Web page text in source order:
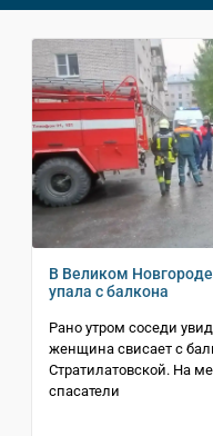
В Великом
упала с балкона
Рано утром соседи
женщина свисает с
Стратилатовской. На
спасатели